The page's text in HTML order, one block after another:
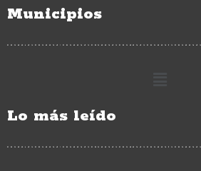
Municipios
Lo más leído